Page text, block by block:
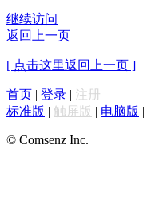
继续访问
返回上一页
[ 点击这里返回上一页 ]
首页 | 登录 | 注册
标准版 | 触屏版 | 电脑版 |
© Comsenz Inc.